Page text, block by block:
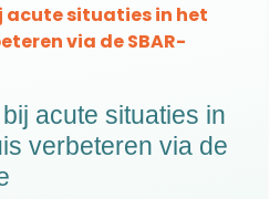
situaties in het
via de SBAR-
acute situaties in
verbeteren via de